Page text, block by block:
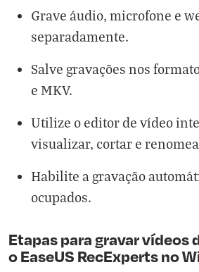
Grave áudio, microfone e
separadamente.
Salve gravações nos
e MKV.
Utilize o editor de vídeo
visualizar, cortar e
Habilite a gravação
ocupados.
Etapas para gravar vídeos
o EaseUS RecExperts no